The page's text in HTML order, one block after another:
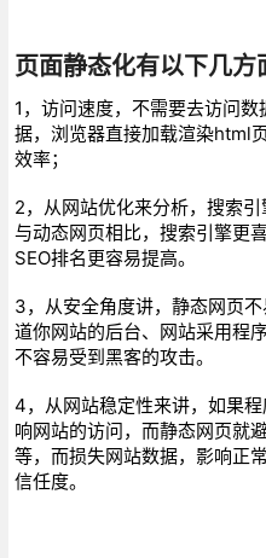
页面静态化有以下几方
1，访问速度，不需要去访问
据，浏览器直接加载渲染html
效率；
2，从网站优化来分析，搜索
与动态网页相比，搜索引擎更
SEO排名更容易提高。
3，从安全角度讲，静态网页
道你网站的后台、网站采用程
不容易受到黑客的攻击。
4，从网站稳定性来讲，如果
响网站的访问，而静态网页就
等，而损失网站数据，影响正
信任度。